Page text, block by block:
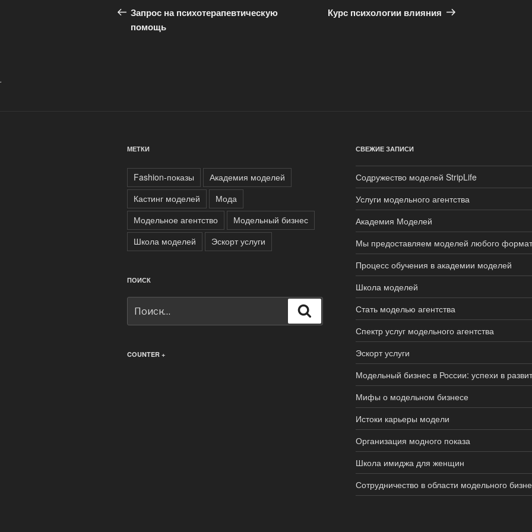
по
записям
запись:
Запрос на психотерапевтическую
помощь
запись
Курс психологии влияния
.
МЕТКИ
Fashion-показы
Академия моделей
Кастинг моделей
Мода
Модельное агентство
Модельный бизнес
Школа моделей
Эскорт услуги
ПОИСК
COUNTER +
СВЕЖИЕ ЗАПИСИ
Содружество моделей StripLife
Услуги модельного агентства
Академия Моделей
Мы предоставляем моделей любого
Процесс обучения в академии моделей
Школа моделей
Стать моделью агентства
Спектр услуг модельного агентства
Эскорт услуги
Модельный бизнес в России: успехи в
Мифы о модельном бизнесе
Истоки карьеры модели
Организация модного показа
Школа имиджа для женщин
Сотрудничество в области модельного